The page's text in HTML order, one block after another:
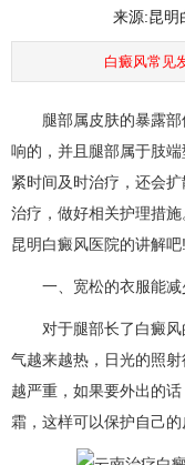
来源:昆明
白癜风常见
腿部属皮肤的暴露部
响的，并且腿部属于肢
紧时间及时治疗，还会
治疗，做好相关护理措
昆明白癜风医院的讲解吧!
一、宽松的衣服能减
对于腿部长了白癜风
气越来越热，日光的照
越严重，如果要外出的
霜，这样可以保护自己的